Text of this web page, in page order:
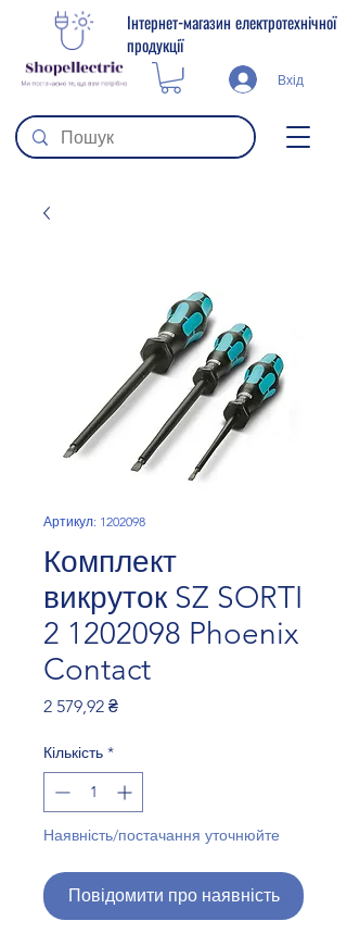
Інтернет-магазин електротехнічної
продукції
Вхід
Артикул: 1202098
Комплект
викруток SZ SORTI
2 1202098 Phoenix
Contact
2 579,92 ₴Ціна
Кількість *
Наявність/постачання уточнюйте
Повідомити про наявність